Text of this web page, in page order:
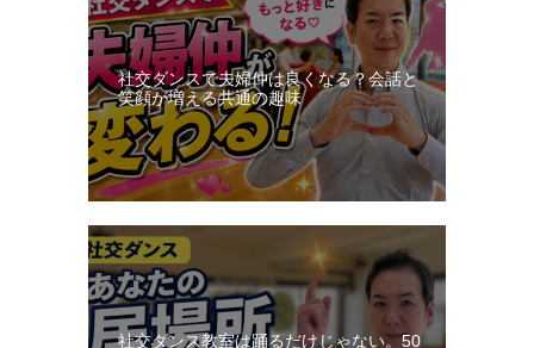
社交ダンスで夫婦仲は良くなる？会話と
笑顔が増える共通の趣味
社交ダンス教室は踊るだけじゃない。50